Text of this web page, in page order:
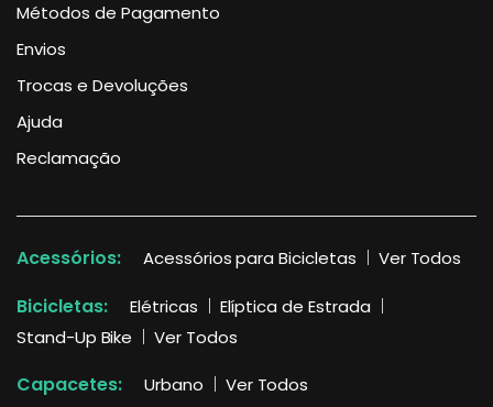
Métodos de Pagamento
Envios
Trocas e Devoluções
Ajuda
Reclamação
Acessórios: Acessórios para Bicicletas Ver Todos
Bicicletas: Elétricas
Elíptica de Estrada
Stand-Up Bike
Ver Todos
Capacetes: Urbano Ver Todos